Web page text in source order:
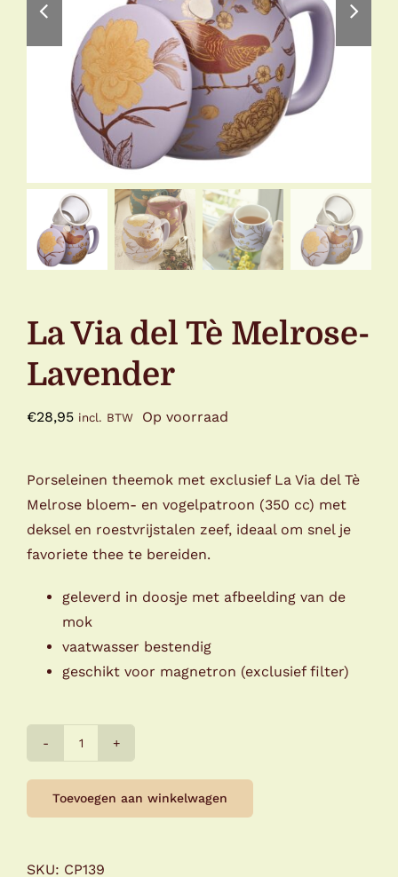
La Via del Tè Melrose-
Lavender
€28,95 incl. BTW Op voorraad
Porseleinen theemok met exclusief La Via del Tè
Melrose bloem- en vogelpatroon (350 cc) met
deksel en roestvrijstalen zeef, ideaal om snel je
favoriete thee te bereiden.
geleverd in doosje met afbeelding van de
mok
vaatwasser bestendig
geschikt voor magnetron (exclusief filter)
Via
del
Toevoegen aan winkelwagen
SKU: CP139